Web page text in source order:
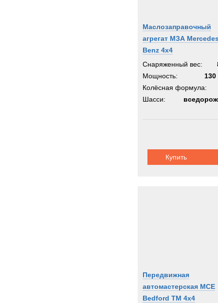
Маслозаправочный
агрегат МЗА
Benz 4x4
Снаряженный вес:
Мощность:
130
Колёсная формула:
Шасси:
Купить
Передвижная
автомастерская MCE
Bedford TM 4x4